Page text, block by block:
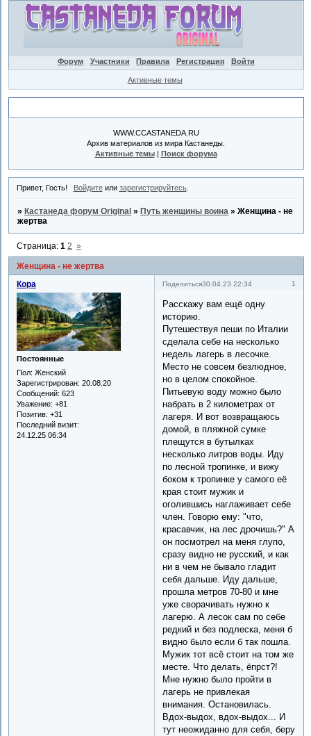
Форум Участники Правила Регистрация Войти
Активные темы
WWW.CCASTANEDA.RU
Архив материалов из мира Кастанеды.
Активные темы| Поиск форума
Привет, Гость! Войдитеили зарегистрируйтесь.
» Кастанеда форум Original » Путь женщины воина »Женщина - не
жертва
Женщина - не жертва
Страница:1 2 »
Поделиться 1
30.04.23 22:34
Кора
Постоянные
Пол: Женский
Зарегистрирован: 20.08.20
Сообщений: 623
Уважение: +81
Позитив: +31
Последний визит:
24.12.25 06:34
Расскажу вам ещё одну
историю.
Путешествуя пеши по Италии
сделала себе на несколько
недель лагерь в лесочке.
Место не совсем безлюдное,
но в целом спокойное.
Питьевую воду можно было
набрать в 2 километрах от
лагеря. И вот возвращаюсь
домой, в пляжной сумке
плещутся в бутылках
несколько литров воды. Иду
по лесной тропинке, и вижу
боком к тропинке у самого её
края стоит мужик и
оголившись наглаживает себе
член. Говорю ему: "что,
красавчик, на лес дрочишь?" А
он посмотрел на меня глупо,
сразу видно не русский, и как
ни в чем не бывало гладит
себя дальше. Иду дальше,
прошла метров 70-80 и мне
уже сворачивать нужно к
лагерю. А лесок сам по себе
редкий и без подлеска, меня б
видно было если б так пошла.
Мужик тот всё стоит на том же
месте. Что делать, ёпрст?!
Мне нужно было пройти в
лагерь не привлекая
внимания. Остановилась.
Вдох-выдох, вдох-выдох... И
тут неожиданно для себя, беру